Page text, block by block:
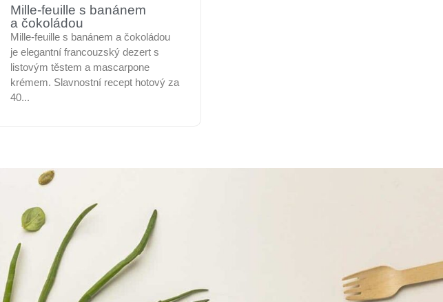
Mille-feuille s banánem
a čokoládou
Mille-feuille s banánem a čokoládou
je elegantní francouzský dezert s
listovým těstem a mascarpone
krémem. Slavnostní recept hotový za
40...